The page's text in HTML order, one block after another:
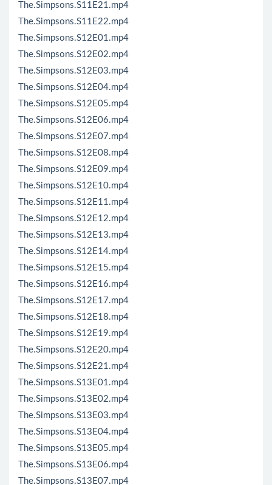
The.Simpsons.S11E21.mp4
The.Simpsons.S11E22.mp4
The.Simpsons.S12E01.mp4
The.Simpsons.S12E02.mp4
The.Simpsons.S12E03.mp4
The.Simpsons.S12E04.mp4
The.Simpsons.S12E05.mp4
The.Simpsons.S12E06.mp4
The.Simpsons.S12E07.mp4
The.Simpsons.S12E08.mp4
The.Simpsons.S12E09.mp4
The.Simpsons.S12E10.mp4
The.Simpsons.S12E11.mp4
The.Simpsons.S12E12.mp4
The.Simpsons.S12E13.mp4
The.Simpsons.S12E14.mp4
The.Simpsons.S12E15.mp4
The.Simpsons.S12E16.mp4
The.Simpsons.S12E17.mp4
The.Simpsons.S12E18.mp4
The.Simpsons.S12E19.mp4
The.Simpsons.S12E20.mp4
The.Simpsons.S12E21.mp4
The.Simpsons.S13E01.mp4
The.Simpsons.S13E02.mp4
The.Simpsons.S13E03.mp4
The.Simpsons.S13E04.mp4
The.Simpsons.S13E05.mp4
The.Simpsons.S13E06.mp4
The.Simpsons.S13E07.mp4